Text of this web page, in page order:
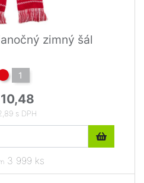
zimný šál
1
s DPH
3 999 ks